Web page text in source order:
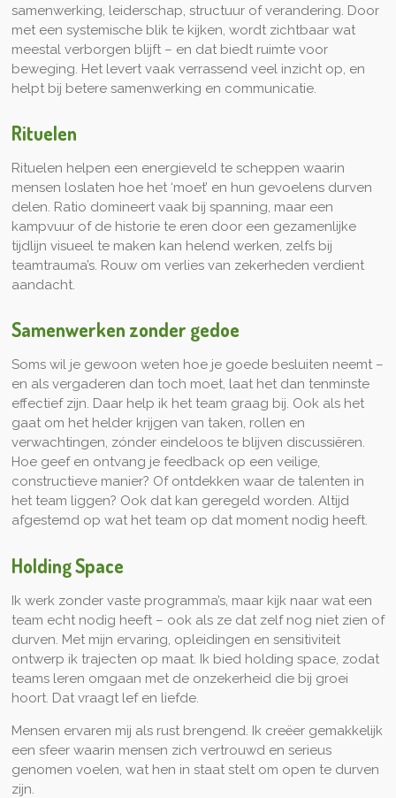
samenwerking, leiderschap, structuur of verandering. Door
met een systemische blik te kijken, wordt zichtbaar wat
meestal verborgen blijft – en dat biedt ruimte voor
beweging. Het levert vaak verrassend veel inzicht op, en
helpt bij betere samenwerking en communicatie.
Rituelen
Rituelen helpen een energieveld te scheppen waarin
mensen loslaten hoe het ‘moet’ en hun gevoelens durven
delen. Ratio domineert vaak bij spanning, maar een
kampvuur of de historie te eren door een gezamenlijke
tijdlijn visueel te maken kan helend werken, zelfs bij
teamtrauma’s. Rouw om verlies van zekerheden verdient
aandacht.
Samenwerken zonder gedoe
Soms wil je gewoon weten hoe je goede besluiten neemt –
en als vergaderen dan toch moet, laat het dan tenminste
effectief zijn. Daar help ik het team graag bij. Ook als het
gaat om het helder krijgen van taken, rollen en
verwachtingen, zónder eindeloos te blijven discussiëren.
Hoe geef en ontvang je feedback op een veilige,
constructieve manier? Of ontdekken waar de talenten in
het team liggen? Ook dat kan geregeld worden. Altijd
afgestemd op wat het team op dat moment nodig heeft.
Holding Space
Ik werk zonder vaste programma’s, maar kijk naar wat een
team echt nodig heeft – ook als ze dat zelf nog niet zien of
durven. Met mijn ervaring, opleidingen en sensitiviteit
ontwerp ik trajecten op maat. Ik bied holding space, zodat
teams leren omgaan met de onzekerheid die bij groei
hoort. Dat vraagt lef en liefde.
Mensen ervaren mij als rust brengend. Ik creëer gemakkelijk
een sfeer waarin mensen zich vertrouwd en serieus
genomen voelen, wat hen in staat stelt om open te durven
zijn.